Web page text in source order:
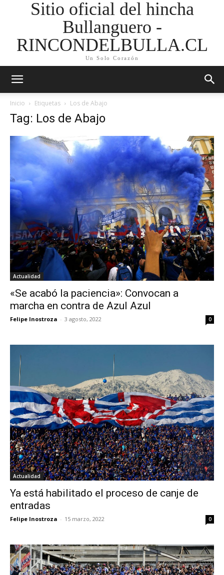
Sitio oficial del hincha
Bullanguero -
RINCONDELBULLA.CL
Un Solo Corazón
Inicio Etiquetas Los de Abajo
Tag: Los de Abajo
Actualidad
«Se acabó la paciencia»: Convocan a
marcha en contra de Azul Azul
Felipe Inostroza - 3 agosto, 2022 0
Actualidad
Ya está habilitado el proceso de canje de
entradas
Felipe Inostroza - 15 marzo, 2022 0